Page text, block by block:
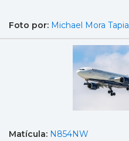
Foto por: Michael Mora Tapia
Matícula: N854NW